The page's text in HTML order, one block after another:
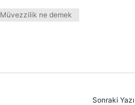
Müvezzilik ne demek
Sonraki Yazı